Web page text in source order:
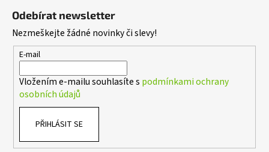
s
Odebírat newsletter
Nezmeškejte žádné novinky či slevy!
E-mail
Vložením e-mailu souhlasíte s podmínkami ochrany
osobních údajů
PŘIHLÁSIT SE